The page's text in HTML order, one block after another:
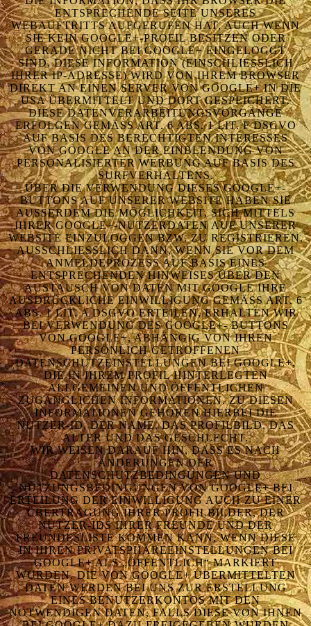
ENTSPRECHENDE SEITE UNSERES
WEBAUFTRITTS AUFGERUFEN HAT, AUCH WENN
SIE KEIN GOOGLE+-PROFIL BESITZEN ODER
GERADE NICHT BEI GOOGLE+ EINGELOGGT
SIND. DIESE INFORMATION (EINSCHLIESSLICH I
HRER IP-ADRESSE) WIRD VON IHREM BROWSER D
IREKT AN EINEN SERVER VON GOOGLE+ IN DIE U
SA ÜBERMITTELT UND DORT GESPEICHERT. D
IESE DATENVERARBEITUNGSVORGÄNGE E
RFOLGEN GEMÄSS ART. 6 ABS. 1 LIT. F DSGVO AU
F BASIS DES BERECHTIGTEN INTERESSES VO
N GOOGLE AN DER EINBLENDUNG VON PE
RSONALISIERTER WERBUNG AUF BASIS DES SU
RFVERHALTENS.
ÜBER DIE VERWENDUNG DIESES GOOGLE+-
BUTTONS AUF UNSERER WEBSITE HABEN SIE
AUSSERDEM DIE MÖGLICHKEIT, SICH MITTELS I
HRER GOOGLE+-NUTZERDATEN AUF UNSERER W
EBSITE EINZULOGGEN BZW. ZU REGISTRIEREN. A
USSCHLIESSLICH DANN, WENN SIE VOR DEM AN
MELDEPROZESS AUF BASIS EINES EN
TSPRECHENDEN HINWEISES ÜBER DEN AU
STAUSCH VON DATEN MIT GOOGLE IHRE AU
SDRÜCKLICHE EINWILLIGUNG GEMÄSS ART. 6 ABS
. 1 LIT. A DSGVO ERTEILEN, ERHALTEN WIR BEI
VERWENDUNG DES GOOGLE+- BUTTONS VON
GOOGLE+, ABHÄNGIG VON IHREN PER
SÖNLICH GETROFFENEN DAT
ENSCHUTZEINSTELLUNGEN BEI GOOGLE+, DIE
IN IHREM PROFIL HINTERLEGTEN ALL
GEMEINEN UND ÖFFENTLICHEN ZUG
ÄNGLICHEN INFORMATIONEN. ZU DIESEN INF
ORMATIONEN GEHÖREN HIERBEI DIE NUT
ZER-ID, DER NAME, DAS PROFILBILD, DAS ALT
ER UND DAS GESCHLECHT.
WIR WEISEN DARAUF HIN, DASS ES NACH
ÄNDERUNGEN DER
DATENSCHUTZBEDINGUNGEN UND
NUTZUNGSBEDINGUNGEN VON GOOGLE+ BEI
ERTEILUNG DER EINWILLIGUNG AUCH ZU EINER
ÜBERTRAGUNG IHRER PROFILBILDER, DER
NUTZER-IDS IHRER FREUNDE UND DER
FREUNDESLISTE KOMMEN KANN, WENN DIESE
IN IHREN PRIVATSPHÄREEINSTELLUNGEN BEI
GOOGLE+ ALS „ÖFFENTLICH“ MARKIERT
WURDEN. DIE VON GOOGLE+ ÜBERMITTELTEN
DATEN WERDEN BEI UNS ZUR ERSTELLUNG
EINES BENUTZERKONTOS MIT DEN
NOTWENDIGEN DATEN, FALLS DIESE VON IHNEN